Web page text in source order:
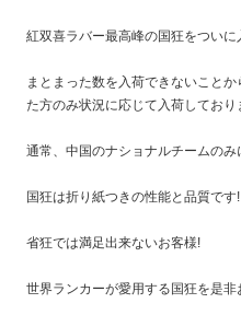
紅双喜ラバー最高峰の国狂をついに
まとまった数を入荷できないこと
た方のみ状況に応じて入荷しており
通常、中国のナショナルチームのみ
国狂は折り紙つきの性能と品質です!
省狂では満足出来ないお客様!
世界ランカーが愛用する国狂を是非